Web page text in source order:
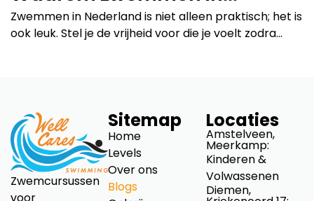
Zwemmen in Nederland is niet alleen praktisch; het is
ook leuk. Stel je de vrijheid voor die je voelt zodra...
Zwemcursussen
Sitemap
Home
Levels
Over ons
Blogs
Locaties
Amstelveen,
Meerkamp:
Kinderen &
Volwassenen
Diemen,